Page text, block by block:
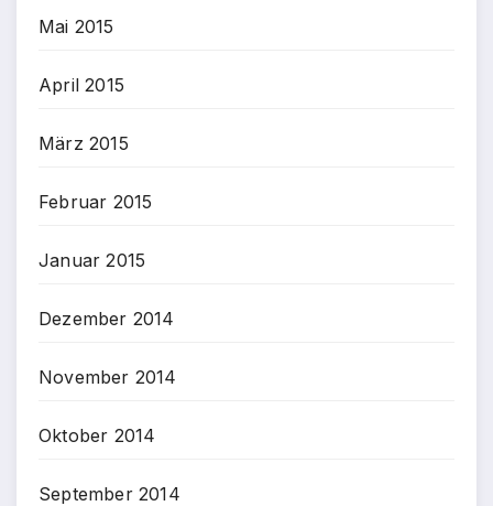
Mai 2015
April 2015
März 2015
Februar 2015
Januar 2015
Dezember 2014
November 2014
Oktober 2014
September 2014